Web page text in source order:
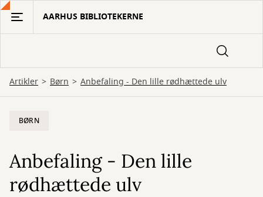
Gå
hovedindhold
AARHUS BIBLIOTEKERNE
Artikler Børn Anbefaling - Den lille rødhættede ulv
BØRN
Anbefaling - Den lille
rødhættede ulv